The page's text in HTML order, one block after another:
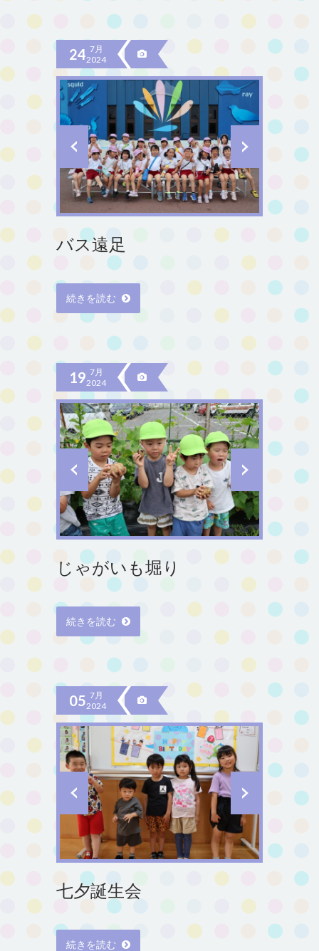
24 7月
2024
バス遠足
続きを読む
19 7月
2024
じゃがいも堀り
続きを読む
05 7月
2024
七夕誕生会
続きを読む